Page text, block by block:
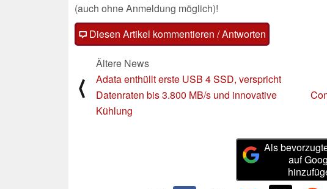
(auch ohne Anmeldung möglich)!
Diesen Artikel kommentieren / Antworten
⟨
Ältere News
Adata enthüllt erste USB 4 SSD, verspricht
Datenraten bis 3.800 MB/s und innovative
Kühlung
Als
auf